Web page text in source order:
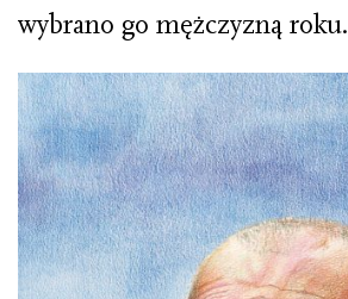
wybrano go mężczyzną roku.